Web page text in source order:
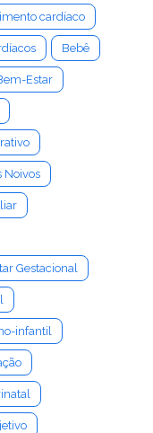
cardíaco
Bebê
Estar
Noivos
Gestacional
infantil